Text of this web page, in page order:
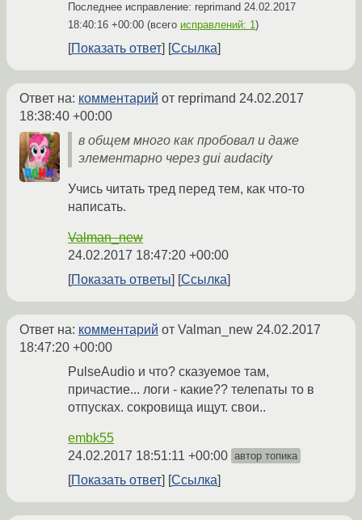
Последнее исправление: reprimand 24.02.2017
18:40:16 +00:00 (всего исправлений: 1)
Показать ответ Ссылка
Ответ на: комментарий от reprimand 24.02.2017
18:38:40 +00:00
в общем много как пробовал и даже
элементарно через gui audacity
Учись читать тред перед тем, как что-то
написать.
Valman_new
24.02.2017 18:47:20 +00:00
Показать ответы
Ссылка
Ответ на: комментарий от Valman_new 24.02.2017
18:47:20 +00:00
PulseAudio и что? сказуемое там,
причастие... логи - какие?? телепаты то в
отпусках. сокровища ищут. свои..
embk55
24.02.2017 18:51:11 +00:00 автор топика
Показать ответ Ссылка